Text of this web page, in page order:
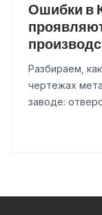
Ошибки в
Разбираем,
чертежах
заводе: